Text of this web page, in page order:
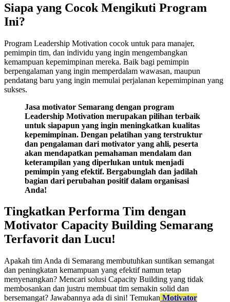
Siapa yang Cocok Mengikuti Program
Ini?
Program Leadership Motivation cocok untuk para manajer,
pemimpin tim, dan individu yang ingin mengembangkan
kemampuan kepemimpinan mereka. Baik bagi pemimpin
berpengalaman yang ingin memperdalam wawasan, maupun
pendatang baru yang ingin memulai perjalanan kepemimpinan yang
sukses.
Jasa motivator Semarang dengan program
Leadership Motivation merupakan pilihan terbaik
untuk siapapun yang ingin meningkatkan kualitas
kepemimpinan. Dengan pelatihan yang terstruktur
dan pengalaman dari motivator yang ahli, peserta
akan mendapatkan pemahaman mendalam dan
keterampilan yang diperlukan untuk menjadi
pemimpin yang efektif. Bergabunglah dan jadilah
bagian dari perubahan positif dalam organisasi
Anda!
Tingkatkan Performa Tim dengan
Motivator Capacity Building Semarang
Terfavorit dan Lucu!
Apakah tim Anda di Semarang membutuhkan suntikan semangat
dan peningkatan kemampuan yang efektif namun tetap
menyenangkan? Mencari solusi Capacity Building yang tidak
membosankan dan justru membuat tim semakin solid dan
bersemangat? Jawabannya ada di sini! Temukan Motivator